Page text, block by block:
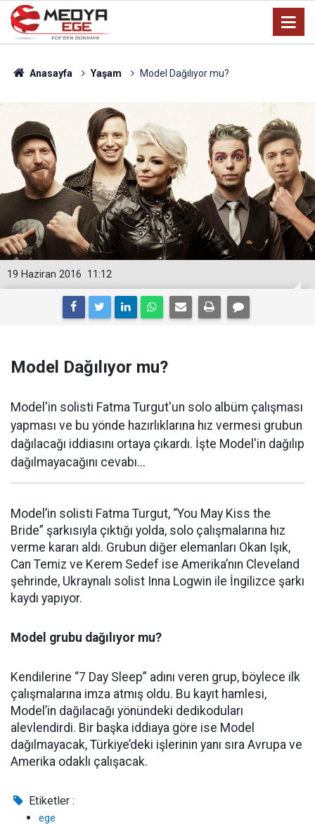
Anasayfa Yaşam Model Dağılıyor mu?
11:12
19 Haziran 2016
Model Dağılıyor mu?
Model'in solisti Fatma Turgut'un solo albüm çalışması
yapması ve bu yönde hazırlıklarına hız vermesi grubun
dağılacağı iddiasını ortaya çıkardı. İşte Model'in dağılıp
dağılmayacağını cevabı...
Model’in solisti Fatma Turgut, “You May Kiss the
Bride” şarkısıyla çıktığı yolda, solo çalışmalarına hız
verme kararı aldı. Grubun diğer elemanları Okan Işık,
Can Temiz ve Kerem Sedef ise Amerika’nın Cleveland
şehrinde, Ukraynalı solist Inna Logwin ile İngilizce şarkı
kaydı yapıyor.
Model grubu dağılıyor mu?
Kendilerine “7 Day Sleep” adını veren grup, böylece ilk
çalışmalarına imza atmış oldu. Bu kayıt hamlesi,
Model’in dağılacağı yönündeki dedikoduları
alevlendirdi. Bir başka iddiaya göre ise Model
dağılmayacak, Türkiye’deki işlerinin yanı sıra Avrupa ve
Amerika odaklı çalışacak.
Etiketler :
ege